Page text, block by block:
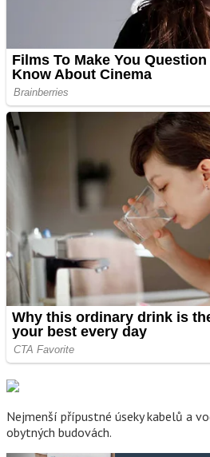
Nejmenší přípustné úseky kabelů a
obytných budovách.